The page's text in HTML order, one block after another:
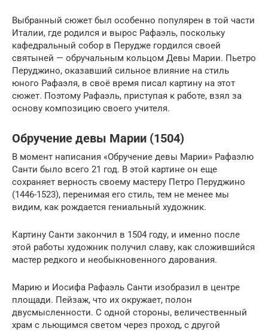
Выбранный сюжет был особенно популярен в той части
Италии, где родился и вырос Рафаэль, поскольку
кафедральный собор в Перудже гордился своей
святыней — обручальным кольцом Девы Марии. Пьетро
Перуджино, оказавший сильное влияние на стиль
юного Рафаэля, в своё время писал картину на этот
сюжет. Поэтому Рафаэль, приступая к работе, взял за
основу композицию своего учителя.
Обручение девы Марии (1504)
В момент написания «Обручение девы Марии» Рафаэлю
Санти было всего 21 год. В этой картине он еще
сохраняет верность своему мастеру Петро Перуджино
(1446-1523), перенимая его стиль, тем не менее мы
видим, как рождается гениальный художник.
Картину Санти закончил в 1504 году, и именно после
этой работы художник получил славу, как сложившийся
мастер редкого и необыкновенного дарования.
Марию и Иосифа Рафаэль Санти изобразил в центре
площади. Пейзаж, что их окружает, полон
двусмысленности. С одной стороны, величественный
храм с льющимся светом через проход, с другой